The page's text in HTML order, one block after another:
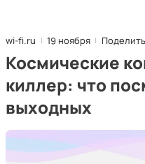
wi-fi.ru 19 ноября
Космические
киллер: что
выходных